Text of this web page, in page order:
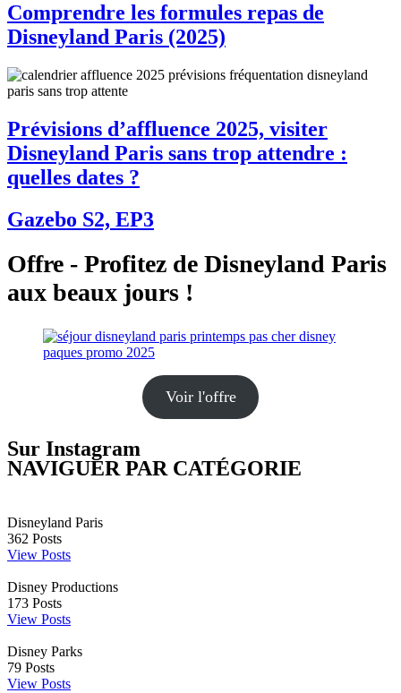
Comprendre les formules repas de
Disneyland Paris (2025)
Prévisions d’affluence 2025, visiter
Disneyland Paris sans trop attendre :
quelles dates ?
Gazebo S2, EP3
Offre - Profitez de Disneyland Paris
aux beaux jours !
Voir l'offre
Sur Instagram
NAVIGUER PAR CATÉGORIE
Disneyland Paris
362 Posts
View Posts
Disney Productions
173 Posts
View Posts
Disney Parks
79 Posts
View Posts